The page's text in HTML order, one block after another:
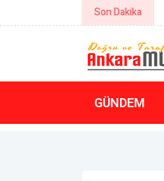
Son Dakika
GÜNDEM